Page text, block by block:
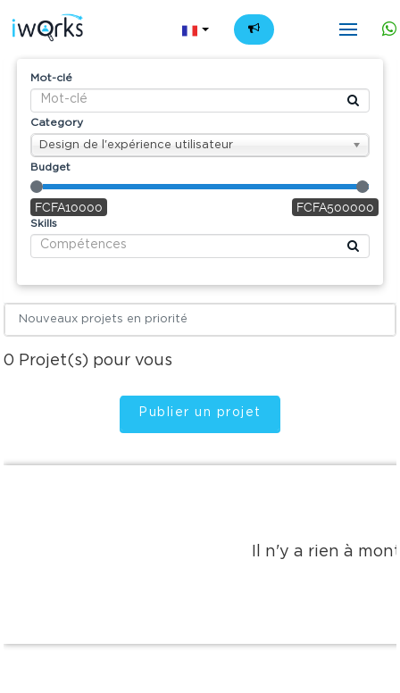
FR
Mot-clé
Category
Design de l'expérience utilisateur
Budget
FCFA10000 FCFA500000
Skills
Nouveaux projets en priorité
0 Projet(s) pour vous
Publier un projet
Il n'y a rien à